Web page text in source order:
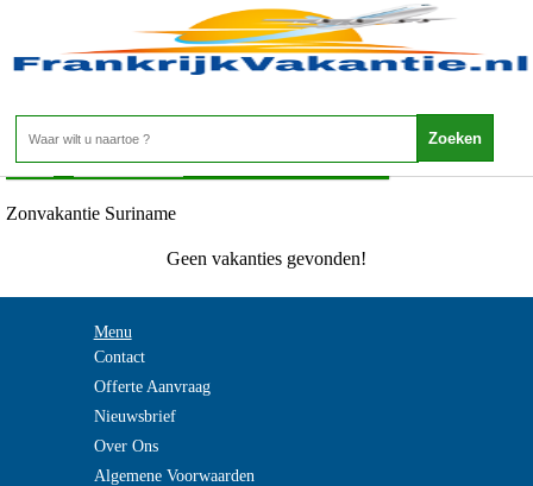
Zonvakantie Suriname
Home>Zonvakanties>Zonvakantie Suriname
Zonvakantie Suriname
Geen vakanties gevonden!
Menu
Contact
Offerte Aanvraag
Nieuwsbrief
Over Ons
Algemene Voorwaarden